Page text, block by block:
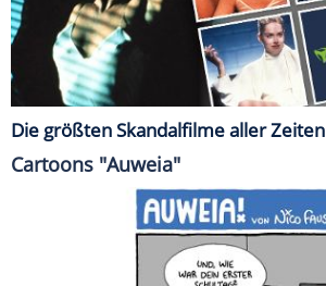
Die größten Skandalfilme aller Zeiten
Cartoons "Auweia"